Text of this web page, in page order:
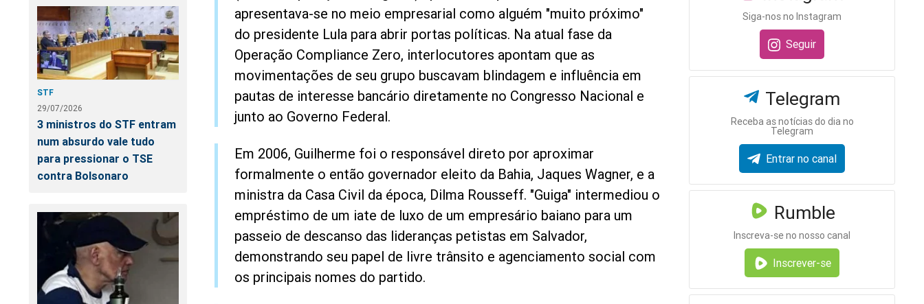
STF
29/07/2026
3 ministros do STF entram
num absurdo vale tudo
para pressionar o TSE
contra Bolsonaro
apresentava-se no meio empresarial como alguém "muito próximo"
do presidente Lula para abrir portas políticas. Na atual fase da
Operação Compliance Zero, interlocutores apontam que as
movimentações de seu grupo buscavam blindagem e influência em
pautas de interesse bancário diretamente no Congresso Nacional e
junto ao Governo Federal.
Em 2006, Guilherme foi o responsável direto por aproximar
formalmente o então governador eleito da Bahia, Jaques Wagner, e a
ministra da Casa Civil da época, Dilma Rousseff. "Guiga" intermediou o
empréstimo de um iate de luxo de um empresário baiano para um
passeio de descanso das lideranças petistas em Salvador,
demonstrando seu papel de livre trânsito e agenciamento social com
os principais nomes do partido.
Siga-nos no Instagram
Seguir
Telegram
Receba as notícias do dia no
Telegram
Entrar no canal
Rumble
Inscreva-se no nosso canal
Inscrever-se